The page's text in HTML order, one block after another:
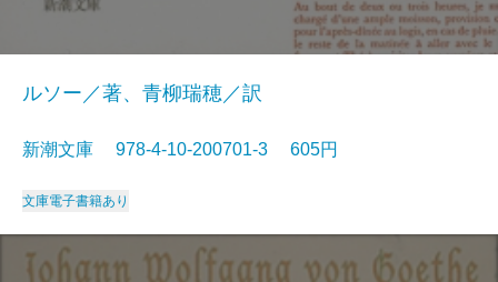
ルソー／著、青柳瑞穂／訳
新潮文庫 978-4-10-200701-3 605円
文庫電子書籍あり